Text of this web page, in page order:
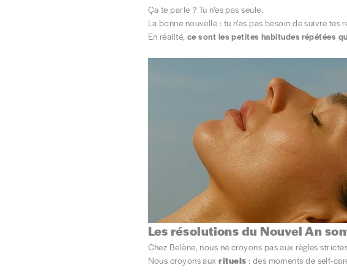
Ça te parle ? Tu n’es pas seule.
La bonne nouvelle : tu n’as pas besoin de suivre
En réalité, ce sont les petites habitudes répétées
Les résolutions du Nouvel An
Chez Belène, nous ne croyons pas aux règles
Nous croyons auxrituels : des moments de self-